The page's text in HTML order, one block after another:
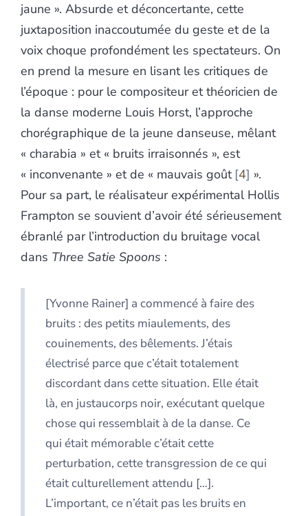
jaune ». Absurde et déconcertante, cette
juxtaposition inaccoutumée du geste et de la
voix choque profondément les spectateurs. On
en prend la mesure en lisant les critiques de
l’époque : pour le compositeur et théoricien de
la danse moderne Louis Horst, l’approche
chorégraphique de la jeune danseuse, mêlant
« charabia » et « bruits irraisonnés », est
« inconvenante » et de « mauvais goût 4 ».
Pour sa part, le réalisateur expérimental Hollis
Frampton se souvient d’avoir été sérieusement
ébranlé par l’introduction du bruitage vocal
dans Three Satie Spoons :
[Yvonne Rainer] a commencé à faire des
bruits : des petits miaulements, des
couinements, des bêlements. J’étais
électrisé parce que c’était totalement
discordant dans cette situation. Elle était
là, en justaucorps noir, exécutant quelque
chose qui ressemblait à de la danse. Ce
qui était mémorable c’était cette
perturbation, cette transgression de ce qui
était culturellement attendu […].
L’important, ce n’était pas les bruits en